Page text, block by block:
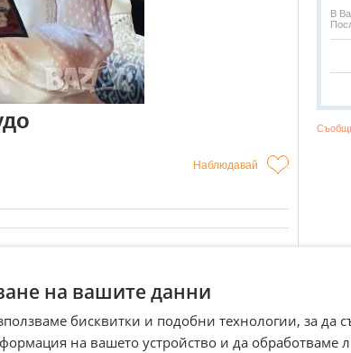
Наблюдавай
от Измир Зада Покаже на какво е способна
И ТЯ ВЕЧЕ УСЕЩА ВАШАТА ЕНЕРГИЯ И
ХОРА СЕ УВЕРИХА ВЪВ НЕЯ ЗАЩОТО
И СЕ УВЕРЕТЕ ТЕЛ 0896229917 НЕ Е
В
на вашите данни
бисквитки и подобни технологии, за да
на вашето устройство и да обработваме